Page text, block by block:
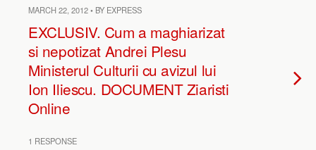
MARCH 22, 2012 • BY EXPRESS
EXCLUSIV. Cum a maghiarizat
si nepotizat Andrei Plesu
Ministerul Culturii cu avizul lui
Ion Iliescu. DOCUMENT Ziaristi
Online
1 RESPONSE